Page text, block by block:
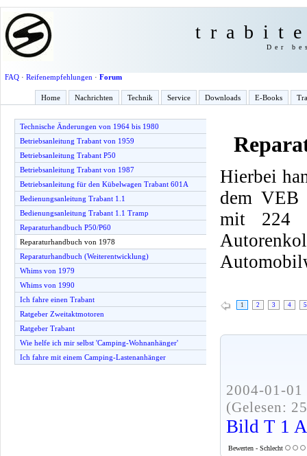
Der
FAQ· Reifenempfehlungen · Forum
Home Nachrichten Technik Service Downloads E-Books
Technische Änderungen von 1964 bis 1980
Betriebsanleitung Trabant von 1959
Betriebsanleitung Trabant P50
Betriebsanleitung Trabant von 1987
Betriebsanleitung für den Kübelwagen Trabant 601A
Bedienungsanleitung Trabant 1.1
Bedienungsanleitung Trabant 1.1 Tramp
Reparaturhandbuch P50/P60
Reparaturhandbuch von 1978
Reparaturhandbuch (Weiterentwicklung)
Whims von 1979
Whims von 1990
Ich fahre einen Trabant
Ratgeber Zweitaktmotoren
Ratgeber Trabant
Wie helfe ich mir selbst 'Camping-Wohnanhänger'
Ich fahre mit einem Camping-Lastenanhänger
Hierbei
dem VEB
mit 224
1 2 3 4 5
2004-01-
(Gelesen:
Bild T 1
Bewerten - Schlecht